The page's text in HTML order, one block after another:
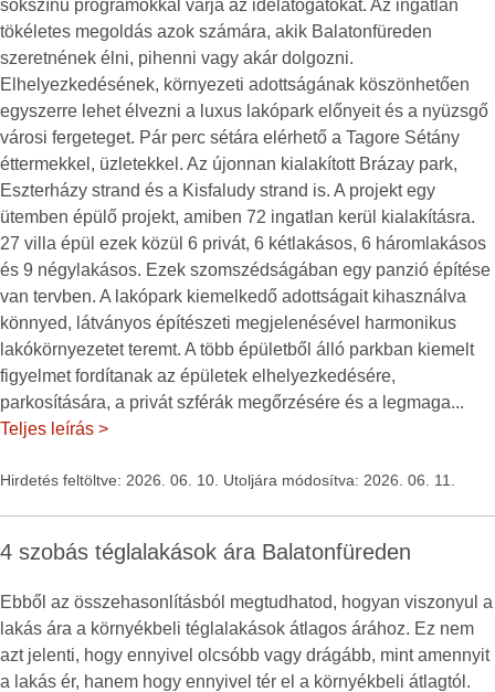
sokszínű programokkal várja az idelátogatókat. Az ingatlan
tökéletes megoldás azok számára, akik Balatonfüreden
szeretnének élni, pihenni vagy akár dolgozni.
Elhelyezkedésének, környezeti adottságának köszönhetően
egyszerre lehet élvezni a luxus lakópark előnyeit és a nyüzsgő
városi fergeteget. Pár perc sétára elérhető a Tagore Sétány
éttermekkel, üzletekkel. Az újonnan kialakított Brázay park,
Eszterházy strand és a Kisfaludy strand is. A projekt egy
ütemben épülő projekt, amiben 72 ingatlan kerül kialakításra.
27 villa épül ezek közül 6 privát, 6 kétlakásos, 6 háromlakásos
és 9 négylakásos. Ezek szomszédságában egy panzió építése
van tervben. A lakópark kiemelkedő adottságait kihasználva
könnyed, látványos építészeti megjelenésével harmonikus
lakókörnyezetet teremt. A több épületből álló parkban kiemelt
figyelmet fordítanak az épületek elhelyezkedésére,
parkosítására, a privát szférák megőrzésére és a legmaga...
Teljes leírás >
Hirdetés feltöltve: 2026. 06. 10. Utoljára módosítva: 2026. 06. 11.
4 szobás téglalakások ára Balatonfüreden
Ebből az összehasonlításból megtudhatod, hogyan viszonyul a
lakás ára a környékbeli téglalakások átlagos árához. Ez nem
azt jelenti, hogy ennyivel olcsóbb vagy drágább, mint amennyit
a lakás ér, hanem hogy ennyivel tér el a környékbeli átlagtól.